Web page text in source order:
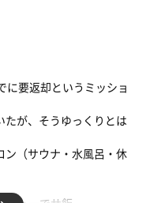
機で飲み物を買おうと
ターを買って帰路に。
願っています。
あたり。
、セット進めるごとに
るくなるのだろう。
た水がウッドデッキ落
、気を遣わない人は大
で、すぐ横の休憩椅子
に要返却というミッショ
が、そうゆっくりとは
ン（サウナ・水風呂・休